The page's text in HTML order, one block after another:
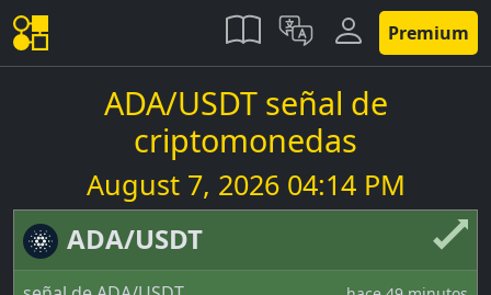
Premium
ADA/USDT señal de
criptomonedas
August 7, 2026 04:14 PM
ADA/USDT